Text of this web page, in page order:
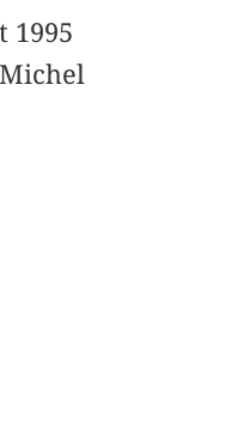
1995